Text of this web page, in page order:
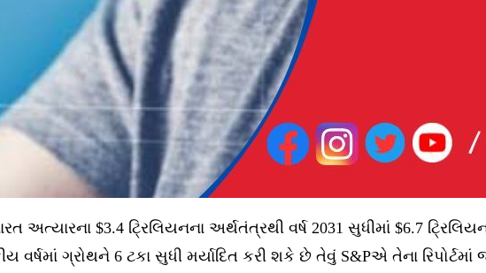
અત્યારના $3.4 ટ્રિલિયનના અર્થતંત્રથી વર્ષ 2031 સુધીમાં $6.7
વર્ષમાં ગ્રોથને 6 ટકા સુધી મર્યાદિત કરી શકે છે તેવું S&Pએ તેના